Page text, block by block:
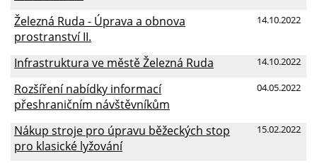
14.10.2022
Železná Ruda - Úprava a obnova
prostranství II.
14.10.2022
Infrastruktura ve městě Železná Ruda
04.05.2022
Rozšíření nabídky informací
přeshraničním návštěvníkům
15.02.2022
Nákup stroje pro úpravu běžeckých stop
pro klasické lyžování